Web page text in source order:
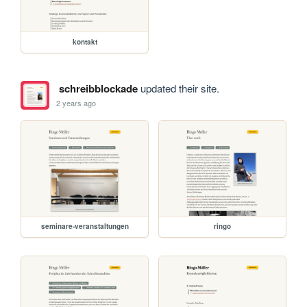
kontakt
schreibblockadeupdated their site.
2 years ago
seminare-veranstaltungen ringo